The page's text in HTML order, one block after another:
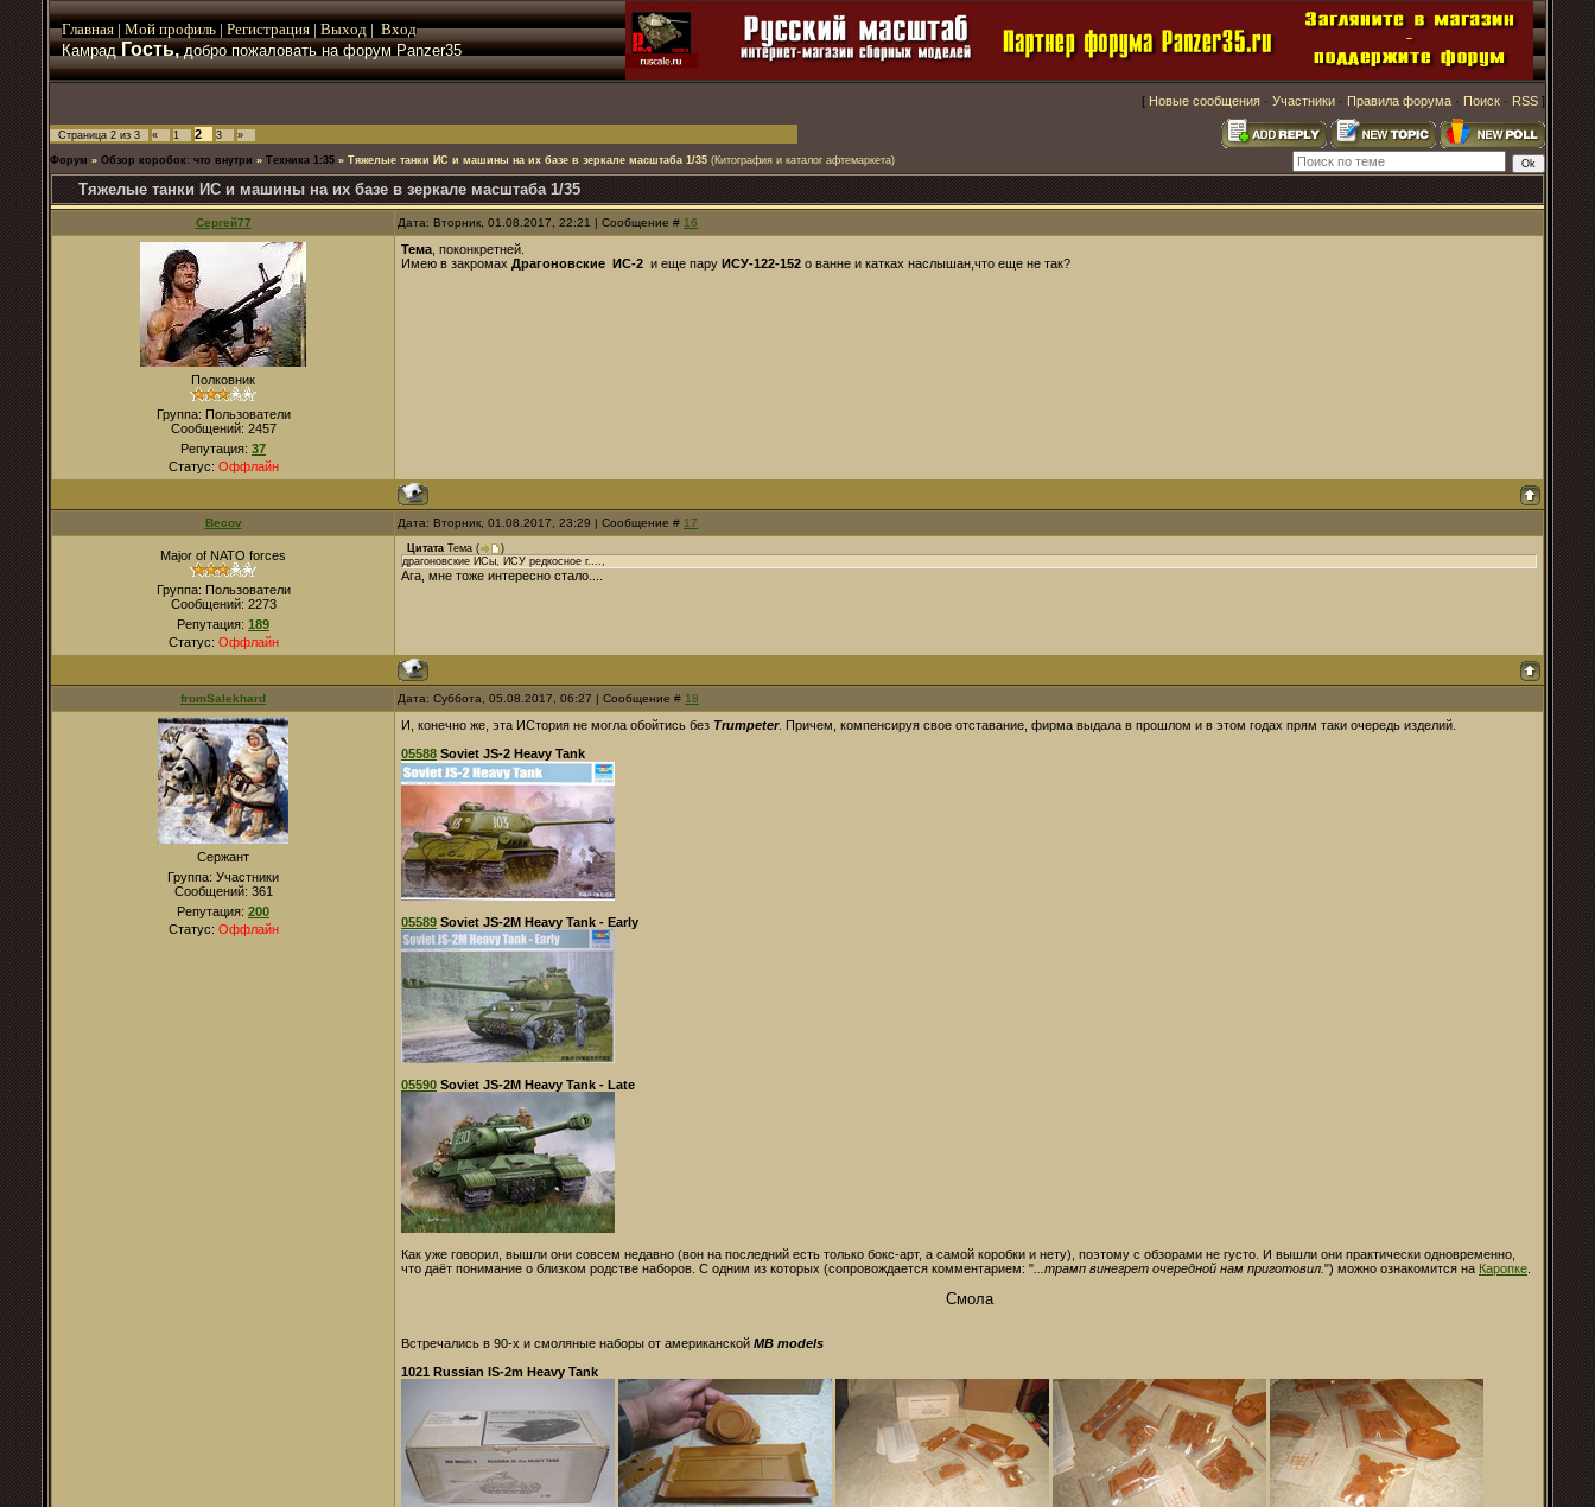
Главная | Мой профиль | Регистрация | Выход | Вход
КамрадГость,добро пожаловать на форум Panzer35
[ Новые сообщения · Участники · Правила форума · Поиск · RSS ]
Страница 2 из 3 « 1 2 3 »
Форум » Обзор коробок: что внутри » Техника 1:35 » Тяжелые танки ИС и машины на их базе в зеркале масштаба 1/35 (Китография и каталог афтемаркета)
Тяжелые танки ИС и машины на их базе в зеркале масштаба 1/35
Сергей77 Дата: Вторник, 01.08.2017, 22:21 | Сообщение # 16
Полковник
Группа: Пользователи
Сообщений: 2457
Репутация: 37
Статус: Оффлайн
Тема , поконкретней.
Имею в закромах Драгоновские ИС-2 и еще пару ИСУ-122-152 о ванне и катках наслышан,что еще не так?
Becov Дата: Вторник, 01.08.2017, 23:29 | Сообщение # 17
Major of NATO forces
Группа: Пользователи
Сообщений: 2273
Репутация: 189
Статус: Оффлайн
Цитата Тема (
)
драгоновские ИСы, ИСУ редкосное г....,
Ага, мне тоже интересно стало....
fromSalekhard Дата: Суббота, 05.08.2017, 06:27 | Сообщение # 18
Сержант
Группа: Участники
Сообщений: 361
Репутация: 200
Статус: Оффлайн
И, конечно же, эта ИСтория не могла обойтись без Trumpeter. Причем, компенсируя свое отставание, фирма выдала в прошлом и в этом годах прям таки очередь изделий.
05588 Soviet JS-2 Heavy Tank
05589 Soviet JS-2M Heavy Tank - Early
05590 Soviet JS-2M Heavy Tank - Late
Как уже говорил, вышли они совсем недавно (вон на последний есть только бокс-арт, а самой коробки и нету), поэтому с обзорами не густо. И вышли они практически одновременно,
что даёт понимание о близком родстве наборов. С одним из которых (сопровождается комментарием: " ...трамп винегрет очередной нам приготовил. ") можно ознакомится на Каропке
Смола
Встречались в 90-х и смоляные наборы от американской MB models
1021 Russian IS-2m Heavy Tank